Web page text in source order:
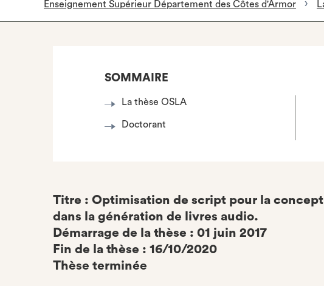
Enseignement Supérieur Département des Côtes d'Armor
SOMMAIRE
La thèse OSLA
Doctorant
Titre : Optimisation de script pour la
dans la génération de livres audio.
Démarrage de la thèse : 01 juin 2017
Fin de la thèse : 16/10/2020
Thèse terminée